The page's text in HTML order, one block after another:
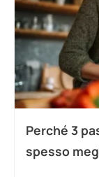
Perché 3
spesso